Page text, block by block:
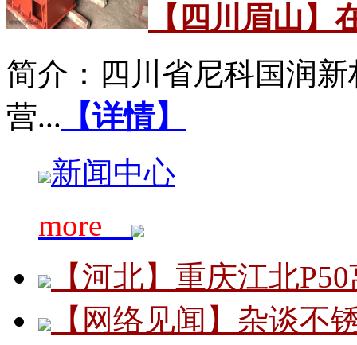
【四川眉山】
简介：四川省尼科国润
营... 【详情】
新闻中心
more
【河北】重庆江北
【网络见闻】杂谈不